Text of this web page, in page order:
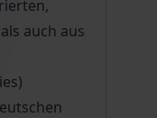
auch aus